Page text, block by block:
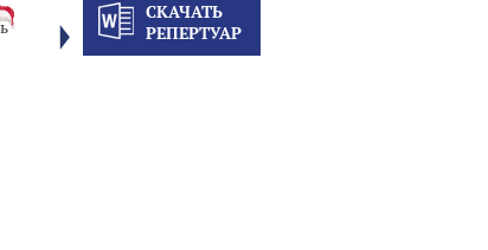
СКАЧАТЬ
РЕПЕРТУАР